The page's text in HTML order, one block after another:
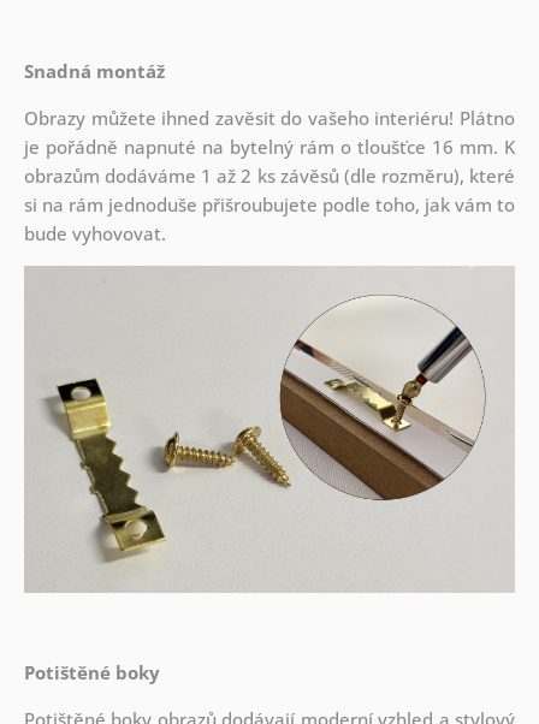
Snadná montáž
Obrazy můžete ihned zavěsit do vašeho interiéru! Plátno
je pořádně napnuté na bytelný rám o tloušťce 16 mm. K
obrazům dodáváme 1 až 2 ks závěsů (dle rozměru), které
si na rám jednoduše přišroubujete podle toho, jak vám to
bude vyhovovat.
Potištěné boky
Potištěné boky obrazů dodávají moderní vzhled a stylový